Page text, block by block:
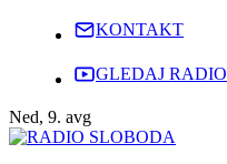
KONTAKT
GLEDAJ RADIO
Ned, 9. avg